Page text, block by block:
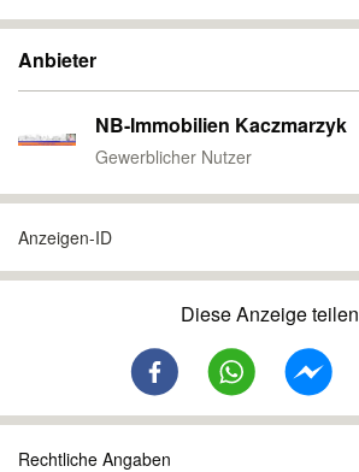
Anbieter
NB-Immobilien Kaczmarzyk
Gewerblicher Nutzer
Anzeigen-ID
Diese Anzeige teilen
Rechtliche Angaben